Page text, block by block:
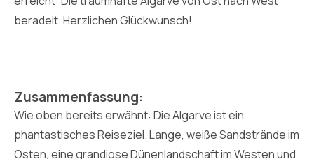
beradelt. Herzlichen Glückwunsch!
Zusammenfassung:
Wie oben bereits erwähnt: Die Algarve ist ein
phantastisches Reiseziel. Lange, weiße Sandstrände im
Osten, eine grandiose Dünenlandschaft im Westen und